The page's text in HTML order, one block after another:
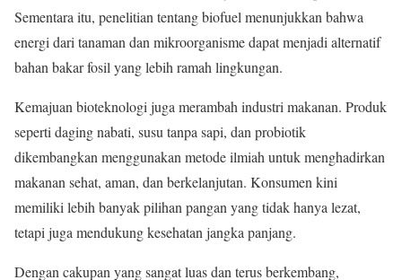
Sementara itu, penelitian tentang biofuel menunjukkan bahwa
energi dari tanaman dan mikroorganisme dapat menjadi alternatif
bahan bakar fosil yang lebih ramah lingkungan.
Kemajuan bioteknologi juga merambah industri makanan. Produk
seperti daging nabati, susu tanpa sapi, dan probiotik
dikembangkan menggunakan metode ilmiah untuk menghadirkan
makanan sehat, aman, dan berkelanjutan. Konsumen kini
memiliki lebih banyak pilihan pangan yang tidak hanya lezat,
tetapi juga mendukung kesehatan jangka panjang.
Dengan cakupan yang sangat luas dan terus berkembang,